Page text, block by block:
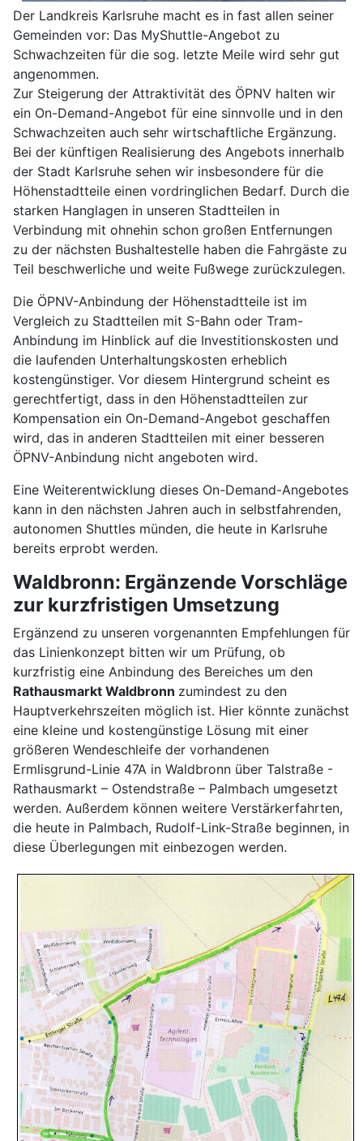
Der Landkreis Karlsruhe macht es in fast allen seiner
Gemeinden vor: Das MyShuttle-Angebot zu
Schwachzeiten für die sog. letzte Meile wird sehr gut
angenommen.
Zur Steigerung der Attraktivität des ÖPNV halten wir
ein On-Demand-Angebot für eine sinnvolle und in den
Schwachzeiten auch sehr wirtschaftliche Ergänzung.
Bei der künftigen Realisierung des Angebots innerhalb
der Stadt Karlsruhe sehen wir insbesondere für die
Höhenstadtteile einen vordringlichen Bedarf. Durch die
starken Hanglagen in unseren Stadtteilen in
Verbindung mit ohnehin schon großen Entfernungen
zu der nächsten Bushaltestelle haben die Fahrgäste zu
Teil beschwerliche und weite Fußwege zurückzulegen.
Die ÖPNV-Anbindung der Höhenstadtteile ist im
Vergleich zu Stadtteilen mit S-Bahn oder Tram-
Anbindung im Hinblick auf die Investitionskosten und
die laufenden Unterhaltungskosten erheblich
kostengünstiger. Vor diesem Hintergrund scheint es
gerechtfertigt, dass in den Höhenstadtteilen zur
Kompensation ein On-Demand-Angebot geschaffen
wird, das in anderen Stadtteilen mit einer besseren
ÖPNV-Anbindung nicht angeboten wird.
Eine Weiterentwicklung dieses On-Demand-Angebotes
kann in den nächsten Jahren auch in selbstfahrenden,
autonomen Shuttles münden, die heute in Karlsruhe
bereits erprobt werden.
Waldbronn: Ergänzende Vorschläge
zur kurzfristigen Umsetzung
Ergänzend zu unseren vorgenannten Empfehlungen für
das Linienkonzept bitten wir um Prüfung, ob
kurzfristig eine Anbindung des Bereiches um den
Rathausmarkt Waldbronn zumindest zu den
Hauptverkehrszeiten möglich ist. Hier könnte zunächst
eine kleine und kostengünstige Lösung mit einer
größeren Wendeschleife der vorhandenen
Ermlisgrund-Linie 47A in Waldbronn über Talstraße -
Rathausmarkt – Ostendstraße – Palmbach umgesetzt
werden. Außerdem können weitere Verstärkerfahrten,
die heute in Palmbach, Rudolf-Link-Straße beginnen, in
diese Überlegungen mit einbezogen werden.